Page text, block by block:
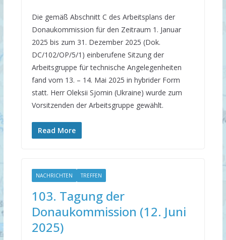
Die gemäß Abschnitt C des Arbeitsplans der
Donaukommission für den Zeitraum 1. Januar
2025 bis zum 31. Dezember 2025 (Dok.
DC/102/OP/5/1) einberufene Sitzung der
Arbeitsgruppe für technische Angelegenheiten
fand vom 13. – 14. Mai 2025 in hybrider Form
statt. Herr Oleksii Sjomin (Ukraine) wurde zum
Vorsitzenden der Arbeitsgruppe gewählt.
Read More
NACHRICHTEN TREFFEN
103. Tagung der
Donaukommission (12. Juni
2025)